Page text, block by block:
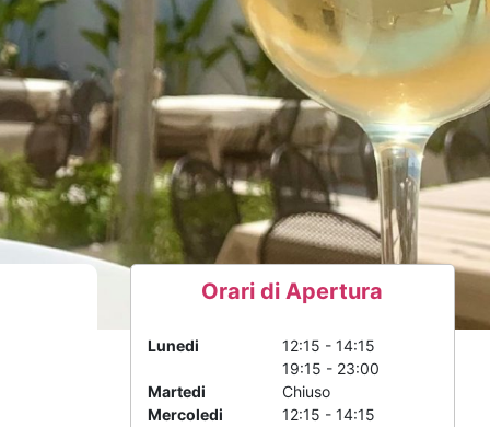
Orari di Apertura
Lunedi
12:15 - 14:15
19:15 - 23:00
Martedi
Chiuso
Mercoledi
12:15 - 14:15